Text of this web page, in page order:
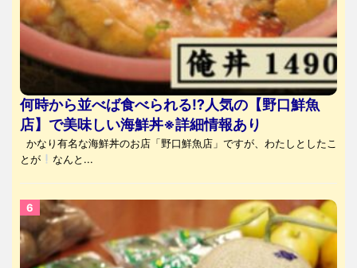
何時から並べば食べられる⁉人気の【野口鮮魚
店】で美味しい海鮮丼※詳細情報あり
かなり有名な海鮮丼のお店「野口鮮魚店」ですが、わたしとしたこ
とが
なんと...